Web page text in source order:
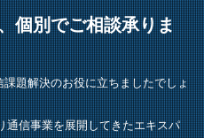
個別でご相談承りま
題解決のお役に立ちましたでしょ
通信事業を展開してきたエキスパ